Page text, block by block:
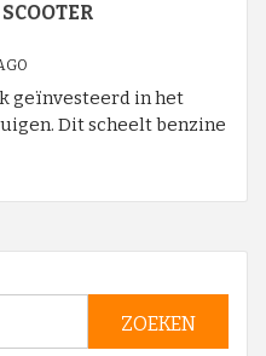
geïnvesteerd in het
Dit scheelt benzine